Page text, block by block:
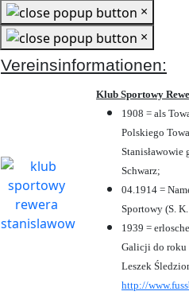
×
×
Vereinsinformationen:
Klub Sportowy
1908 = als
Polskiego
Stanisławowie
Schwarz;
04.1914 =
Sportowy (S.
1939 =
Galicji do roku
Leszek
http://